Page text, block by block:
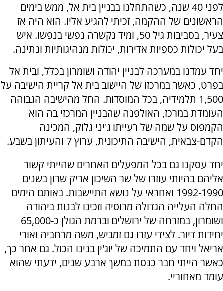
לפני 40 שנה, כשהתחלנו בבניין בית אל, ממש בימים
הראשונים של ההקמה, זכיתי להגיע אליו. הוא היה אז
צעיר, בסביבות גיל 50, ומיד נקשרה נפשי בנפשו. איש
בעל יכולות כספיות אדירות, יכולות מנהיגותיות ונתינה.
יחד עמדנו במערכה לבניין יהודה ושומרון בכלל, ובית אל
בפרט, כאשר במרכזו של היישוב בית אל קריית הישיבה על
1,500 תלמידיה, בכל המוסדות. החל מהישיבה הגבוהה
העומדת במרכז, האולפנה שהבניין המרכזי בה הוא
הקמפוס על שמה של רעייתו ג'יני גלוק, המכינה
הקדם-צבאית, הישיבה התיכונית, ערוץ 7 והעיתון בשבע.
יחד עסקנו גם בכל המפעלים האחרים שהייתי קשור
אליהם בהיותי עוזרו של שר השיכון אריק שרון בשנים
1992-1990 ואחראי על נושא התיישבות. באותם הימים
החלה העלייה הגדולה מרוסיה וזכינו לבנות ביהודה
ושומרון, במזרחה של ירושלים וברמת הגולן כ-65,000
יחידות דיור. לצידי עזרו גם זמביש, משה מרחביה ואורי
אריאל ויחד עם התמיכה של יוג'ין בנינו הכול. גם אחר כך,
כאשר הייתי חבר כנסת במשך ארבע שנים, ידעתי שהוא
עומד מאחוריי.